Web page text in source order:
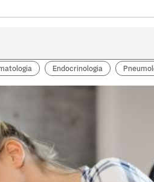
Endocrinologia